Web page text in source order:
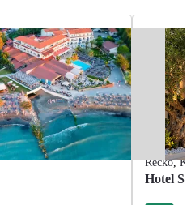
Řecko,
Hotel